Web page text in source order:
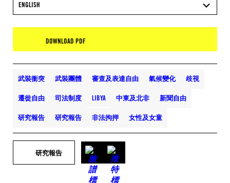
ENGLISH
DOWNLOAD PDF
武裝衝突 武裝團體 審查及表達自由 氣候變化 歧視
遷徙自由 司法制度 LIBYA 中東及北非 新聞自由
研究報告 研究報告 非法拘押 女性及女童
研究報告